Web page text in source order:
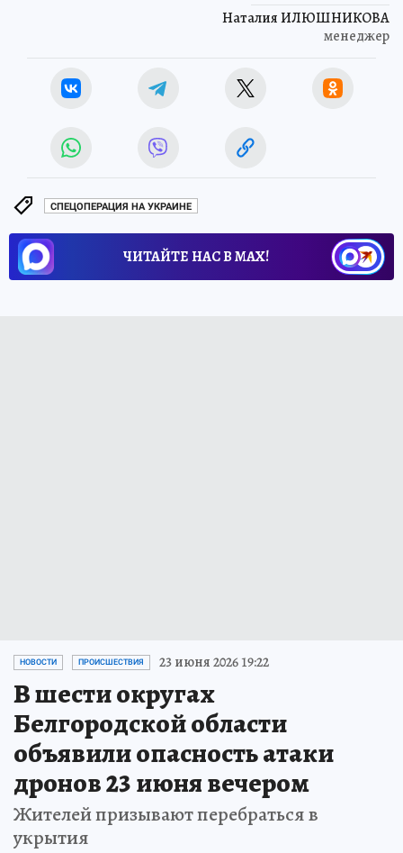
Наталия ИЛЮШНИКОВА
менеджер
СПЕЦОПЕРАЦИЯ НА УКРАИНЕ
ЧИТАЙТЕ НАС В МАХ!
НОВОСТИ ПРОИСШЕСТВИЯ 23 июня 2026 19:22
В шести округах
Белгородской области
объявили опасность атаки
дронов 23 июня вечером
Жителей призывают перебраться в
укрытия